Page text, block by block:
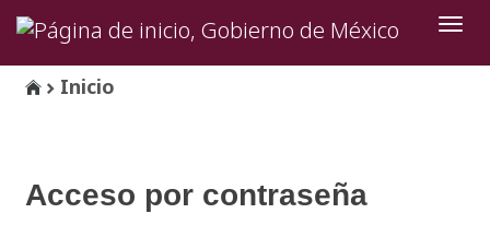
Inicio
Acceso por contraseña